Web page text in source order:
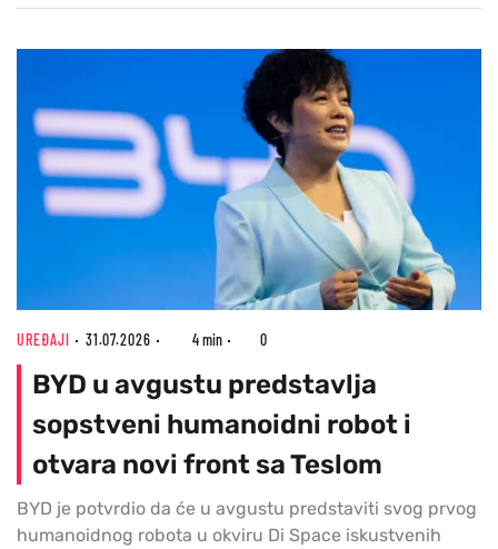
UREĐAJI 31.07.2026 4 min 0
BYD u avgustu predstavlja
sopstveni humanoidni robot i
otvara novi front sa Teslom
BYD je potvrdio da će u avgustu predstaviti svog prvog
humanoidnog robota u okviru Di Space iskustvenih